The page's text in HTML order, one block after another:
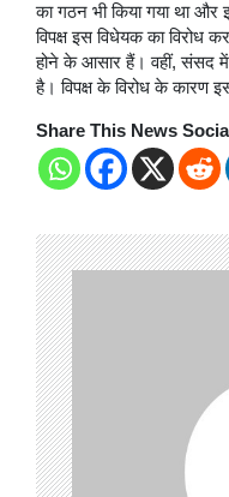
का गठन भी किया गया था और
विपक्ष इस विधेयक का विरोध
होने के आसार हैं। वहीं, संसद में
है। विपक्ष के विरोध के कारण
Share This News